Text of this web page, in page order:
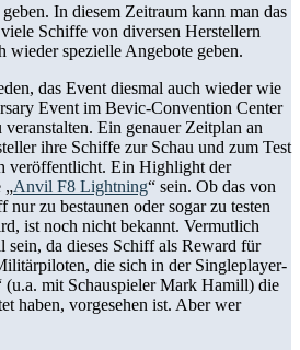
In diesem Zeitraum kann man das
Schiffe von diversen Herstellern
wieder spezielle Angebote geben.
das Event diesmal auch wieder wie
Event im Bevic-Convention Center
Ein genauer Zeitplan an
ihre Schiffe zur Schau und zum Test
veröffentlicht. Ein Highlight der
„Anvil F8 Lightning“ sein. Ob das von
zu bestaunen oder sogar zu testen
ist noch nicht bekannt. Vermutlich
sein, da dieses Schiff als Reward für
die sich in der Singleplayer-
(u.a. mit Schauspieler Mark Hamill) die
haben, vorgesehen ist. Aber wer